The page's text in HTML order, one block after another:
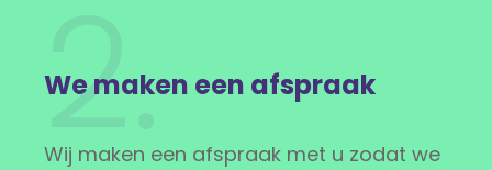
2.
We maken een afspraak
Wij maken een afspraak met u zodat we